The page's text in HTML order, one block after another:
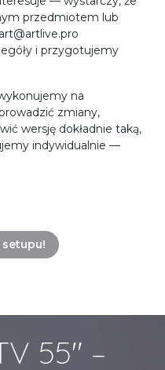
przedmiotem lub
i przygotujemy
na
zmiany,
wersję dokładnie taką,
indywidualnie —
55" –